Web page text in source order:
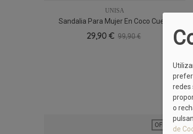
37
UNISA
Sandalia Para Mujer En Coco Cuero
29,90 € 99,90 €
OFERTA
redes
o
de